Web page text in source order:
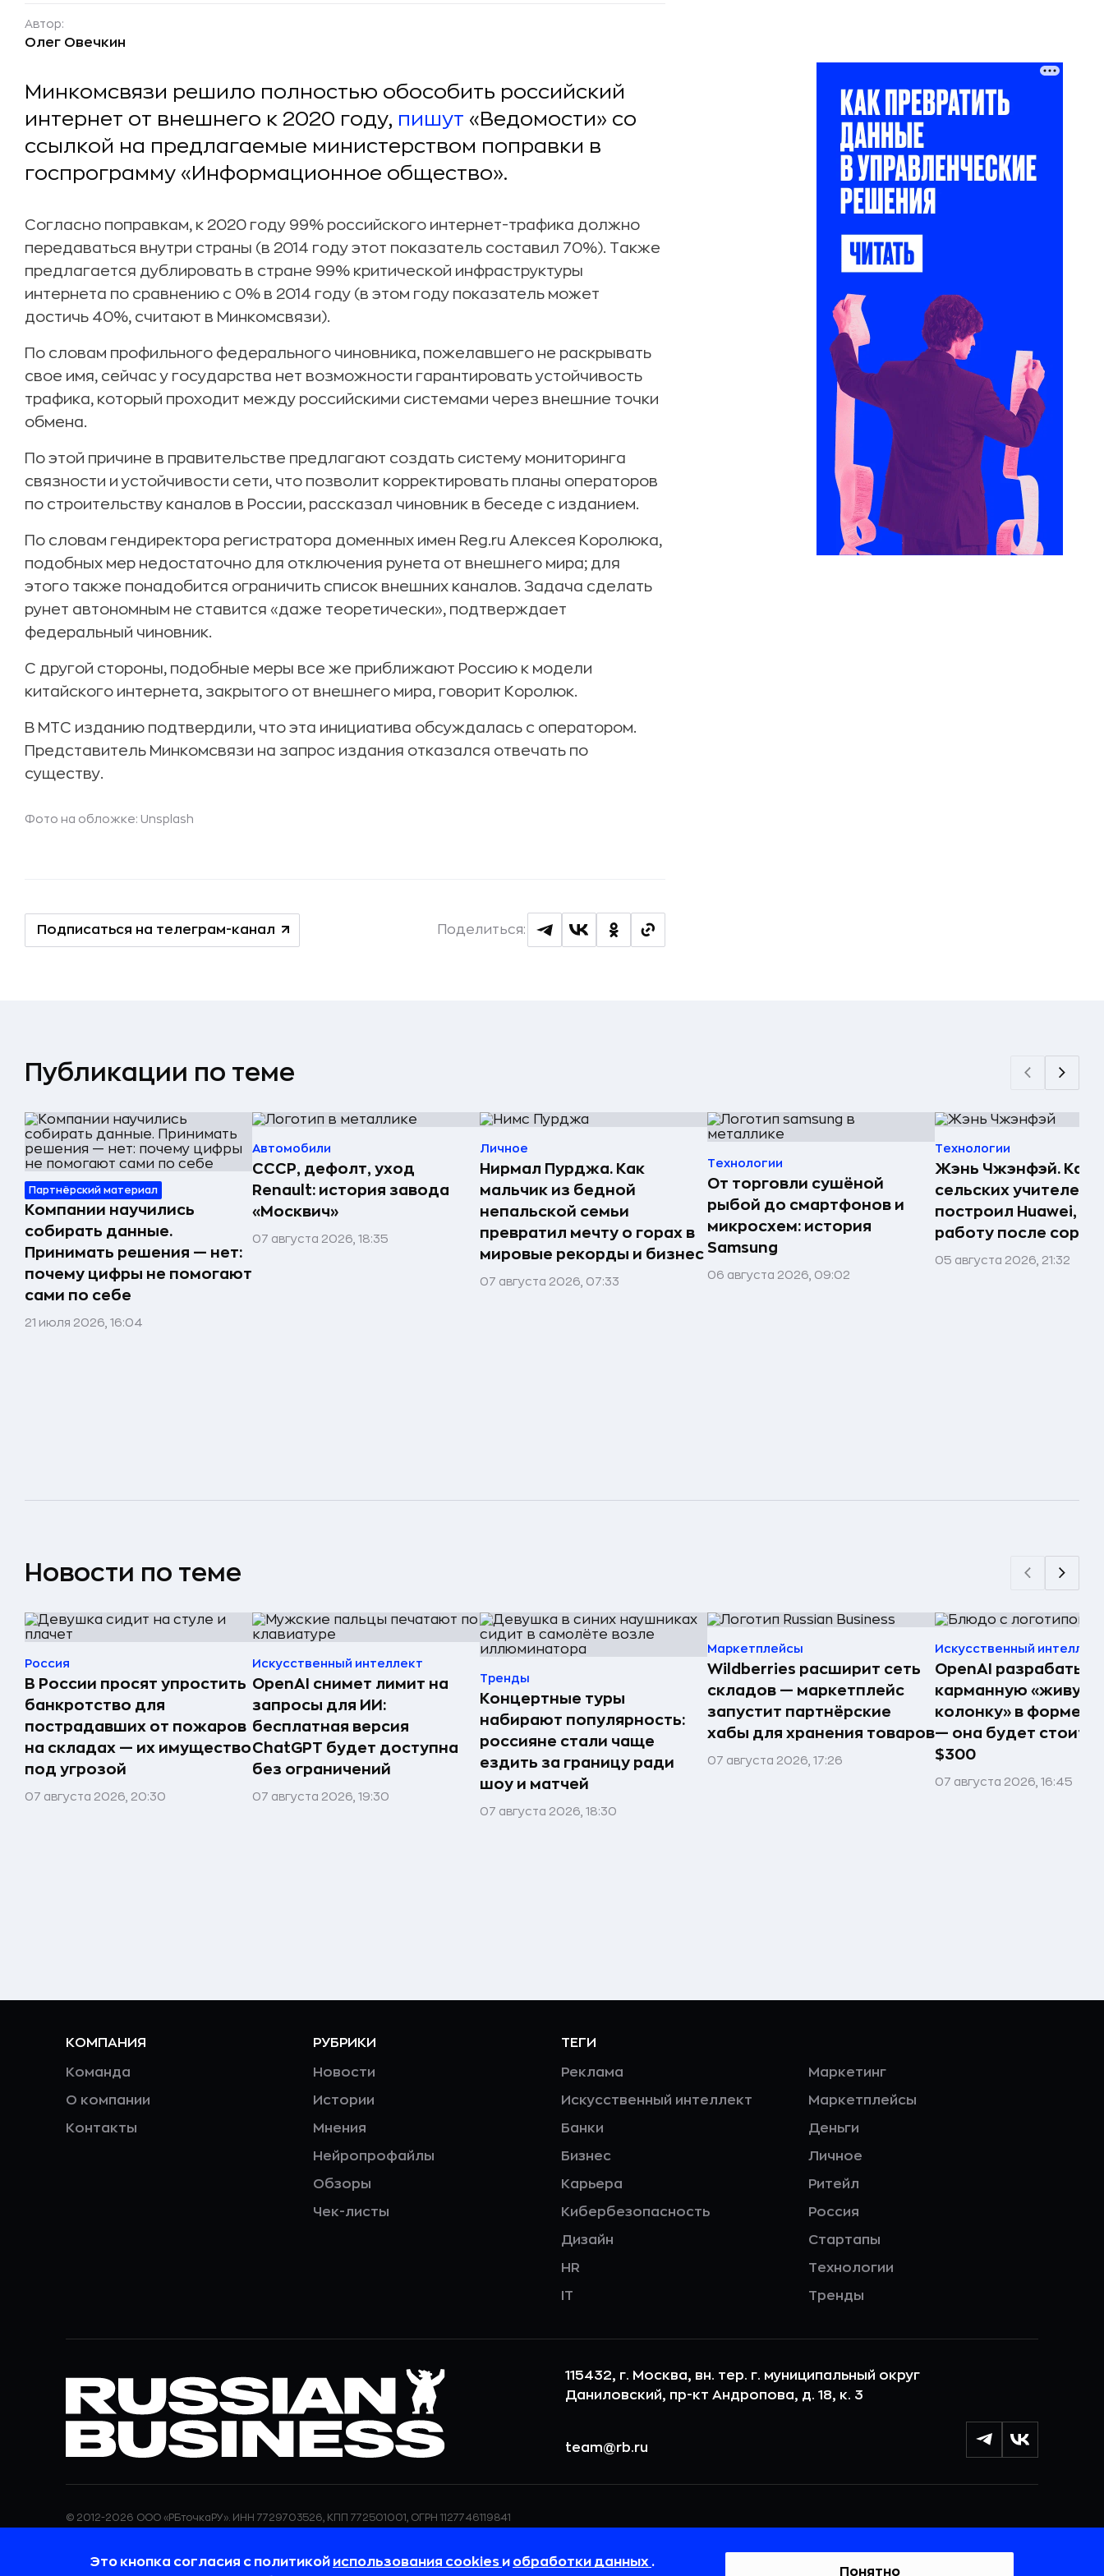
Автор:
Олег Овечкин
Минкомсвязи решило полностью обособить российский
интернет от внешнего к 2020 году, пишут «Ведомости» со
ссылкой на предлагаемые министерством поправки в
госпрограмму «Информационное общество».
Согласно поправкам, к 2020 году 99% российского интернет-трафика должно
передаваться внутри страны (в 2014 году этот показатель составил 70%). Также
предлагается дублировать в стране 99% критической инфраструктуры
интернета по сравнению с 0% в 2014 году (в этом году показатель может
достичь 40%, считают в Минкомсвязи).
По словам профильного федерального чиновника, пожелавшего не раскрывать
свое имя, сейчас у государства нет возможности гарантировать устойчивость
трафика, который проходит между российскими системами через внешние точки
обмена.
По этой причине в правительстве предлагают создать систему мониторинга
связности и устойчивости сети, что позволит корректировать планы операторов
по строительству каналов в России, рассказал чиновник в беседе с изданием.
По словам гендиректора регистратора доменных имен Reg.ru Алексея Королюка,
подобных мер недостаточно для отключения рунета от внешнего мира; для
этого также понадобится ограничить список внешних каналов. Задача сделать
рунет автономным не ставится «даже теоретически», подтверждает
федеральный чиновник.
С другой стороны, подобные меры все же приближают Россию к модели
китайского интернета, закрытого от внешнего мира, говорит Королюк.
В МТС изданию подтвердили, что эта инициатива обсуждалась с оператором.
Представитель Минкомсвязи на запрос издания отказался отвечать по
существу.
Фото на обложке: Unsplash
Подписаться на телеграм-канал Поделиться:
Публикации по теме
Партнёрский материал
Компании научились
собирать данные.
Принимать решения — нет:
почему цифры не помогают
сами по себе
21 июля 2026, 16:04
Автомобили
СССР, дефолт, уход
Renault: история завода
«Москвич»
07 августа 2026, 18:35
Личное
Нирмал Пурджа. Как
мальчик из бедной
непальской семьи
превратил мечту о горах в
мировые рекорды и бизнес
07 августа 2026, 07:33
Технологии
От торговли сушёной
рыбой до смартфонов и
микросхем: история
Samsung
06 августа 2026, 09:02
Технологии
Жэнь Чжэнфэй. Как
сельских учителей
построил Huawei,
работу после
05 августа 2026, 21:32
Новости по теме
Россия
В России просят упростить
банкротство для
пострадавших от пожаров
на складах — их имущество
под угрозой
07 августа 2026, 20:30
Искусственный интеллект
OpenAI снимет лимит на
запросы для ИИ:
бесплатная версия
ChatGPT будет доступна
без ограничений
07 августа 2026, 19:30
Тренды
Концертные туры
набирают популярность:
россияне стали чаще
ездить за границу ради
шоу и матчей
07 августа 2026, 18:30
Маркетплейсы
Wildberries расширит сеть
складов — маркетплейс
запустит партнёрские
хабы для хранения товаров
07 августа 2026, 17:26
Искусственный
OpenAI
карманную «живую
колонку» в форме
— она будет стоить
$300
07 августа 2026, 16:45
КОМПАНИЯ
Команда
О компании
Контакты
РУБРИКИ
Новости
Истории
Мнения
Нейропрофайлы
Обзоры
Чек-листы
ТЕГИ
Реклама
Искусственный интеллект
Банки
Бизнес
Карьера
Кибербезопасность
Дизайн
HR
IT
Маркетинг
Маркетплейсы
Деньги
Личное
Ритейл
Россия
Стартапы
Технологии
Тренды
115432, г. Москва, вн. тер. г. муниципальный округ
Даниловский, пр-кт Андропова, д. 18, к. 3
team@rb.ru
© 2012-2026 ООО «РБточкаРУ». ИНН 7729703526, КПП 772501001, ОГРН 1127746119841
требованиях к защите персональных данных отражены в Политике в отношении
повышения удобства пользования веб-сайтом. Если вы не хотите, чтобы ваши
пользовательские данные обрабатывались, пожалуйста, ограничьте их использование в
Это кнопка согласия с политикой использования cookies и обработки данных .
Понятно